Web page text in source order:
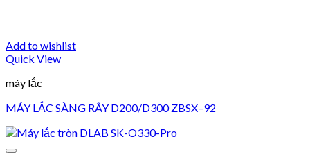
Add to wishlist
Quick View
máy lắc
MÁY LẮC SÀNG RÂY D200/D300 ZBSX–92